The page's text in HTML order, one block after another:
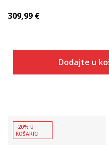
309,99 €
Dodajte u
-20% U
KOŠARICI